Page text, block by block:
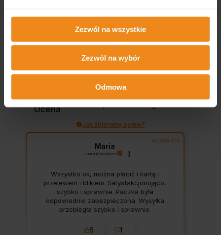
Zezwól na wszystkie
Zezwól na wybór
Odmowa
zebranych i zweryfikowanych przez
4.8
Ocena
Na podstawie
868opiniiz całego okresu
Jak zbieramy opinie?
wyróżniona
Maria
zweryfikowano
Wszystko ok, można płacić i kartą i
przelewem i blikiem. Satysfakcjonująco,
szybko i sprawnie. Paczka była
odpowiednio zabezpieczona. Wysyłka
przebiegła szybko i sprawnie.
6 1